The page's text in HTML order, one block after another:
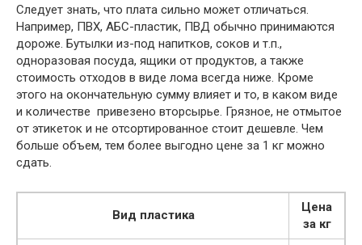
Следует знать, что плата сильно может отличаться.
Например, ПВХ, АБС-пластик, ПВД обычно принимаются
дороже. Бутылки из-под напитков, соков и т.п.,
одноразовая посуда, ящики от продуктов, а также
стоимость отходов в виде лома всегда ниже. Кроме
этого на окончательную сумму влияет и то, в каком виде
и количестве привезено вторсырье. Грязное, не отмытое
от этикеток и не отсортированное стоит дешевле. Чем
больше объем, тем более выгодно цене за 1 кг можно
сдать.
Вид пластика
Цена
за кг